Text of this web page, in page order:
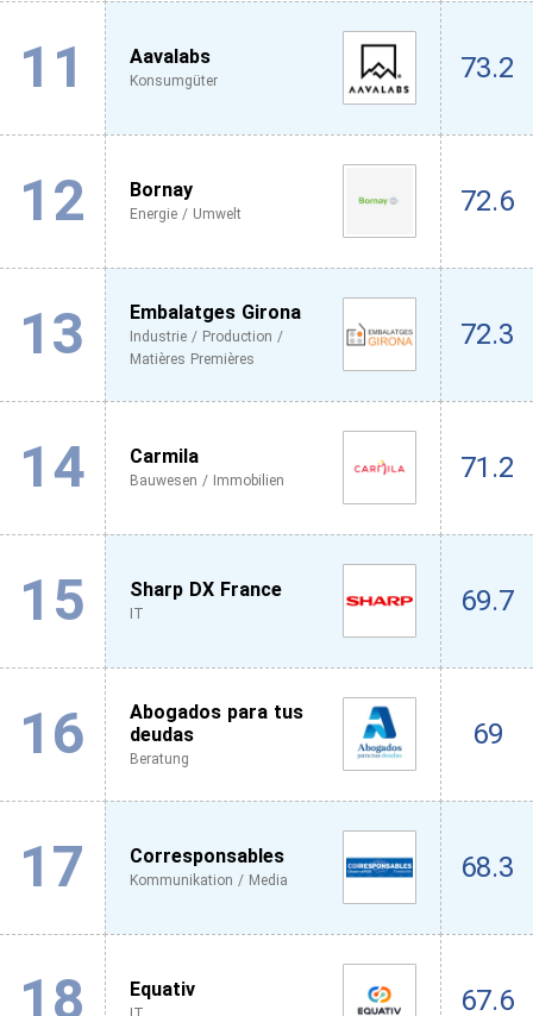
11 Aavalabs
Konsumgüter 73.2
12 Bornay
Energie / Umwelt 72.6
13 Embalatges Girona
Industrie / Production /
Matières Premières
72.3
14 Carmila
Bauwesen / Immobilien 71.2
15 Sharp DX France
IT 69.7
16
Abogados para tus
deudas
Beratung
69
17 Corresponsables
Kommunikation / Media 68.3
18 Equativ 67.6